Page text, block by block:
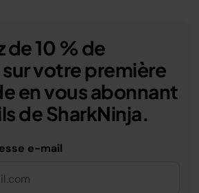
de 10 % de
votre première
en vous abonnant
de SharkNinja.
e-mail